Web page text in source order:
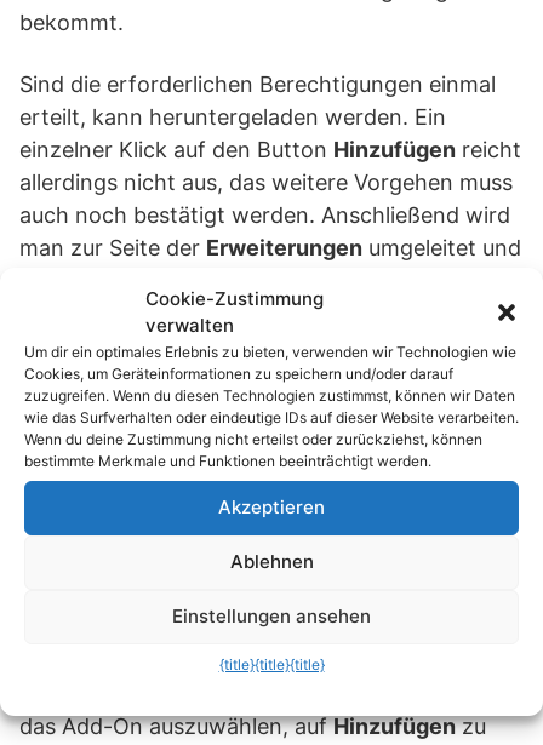
bekommt.
Sind die erforderlichen Berechtigungen einmal
erteilt, kann heruntergeladen werden. Ein
einzelner Klick auf den Button Hinzufügen reicht
allerdings nicht aus, das weitere Vorgehen muss
auch noch bestätigt werden. Anschließend wird
man zur Seite der Erweiterungen umgeleitet und
dem Browser hinzugefügt.
Fazit:
Das dieses (neue) Verfahren noch einfacher
umgesetzt werden kann, zeigt der
Browser.Dessen Gründer, Jon Stephenson von
Tetzchner, war Mitbegründer und langjähriger
das Add-On auszuwählen, aufHinzufügenzu
Cookie-Zustimmung
verwalten
Um dir ein optimales Erlebnis zu bieten, verwenden wir Technologien wie
Cookies, um Geräteinformationen zu speichern und/oder darauf
zuzugreifen. Wenn du diesen Technologien zustimmst, können wir Daten
wie das Surfverhalten oder eindeutige IDs auf dieser Website verarbeiten.
Wenn du deine Zustimmung nicht erteilst oder zurückziehst, können
bestimmte Merkmale und Funktionen beeinträchtigt werden.
Akzeptieren
Ablehnen
Einstellungen ansehen
{title}{title}{title}